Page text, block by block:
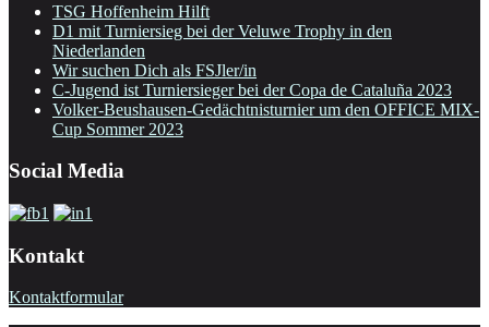
TSG Hoffenheim Hilft
D1 mit Turniersieg bei der Veluwe Trophy in den
Niederlanden
Wir suchen Dich als FSJler/in
C-Jugend ist Turniersieger bei der Copa de Cataluña 2023
Volker-Beushausen-Gedächtnisturnier um den OFFICE MIX-
Cup Sommer 2023
Social Media
Kontakt
Kontaktformular